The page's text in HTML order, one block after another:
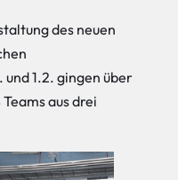
des neuen
und 1.2. gingen über
aus drei